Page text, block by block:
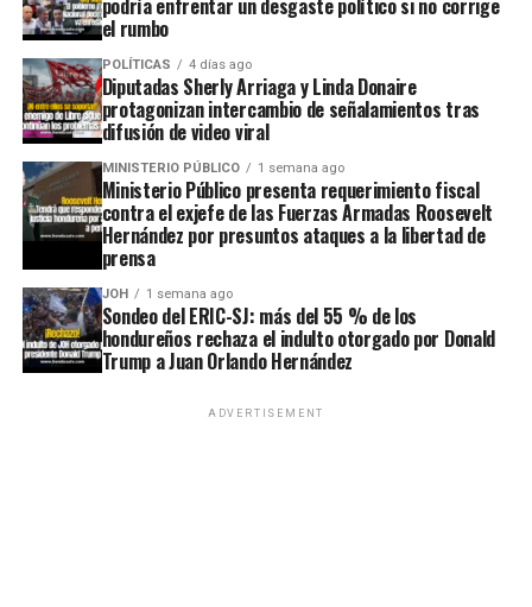
el rumbo
POLÍTICAS 4 días ago
Diputadas Sherly Arriaga y Linda Donaire
protagonizan intercambio de señalamientos tras
difusión de video viral
MINISTERIO PÚBLICO 1 semana ago
Ministerio Público presenta requerimiento fiscal
contra el exjefe de las Fuerzas Armadas Roosevelt
Hernández por presuntos ataques a la libertad de
prensa
JOH 1 semana ago
Sondeo del ERIC-SJ: más del 55 % de los
hondureños rechaza el indulto otorgado por Donald
Trump a Juan Orlando Hernández
ADVERTISEMENT